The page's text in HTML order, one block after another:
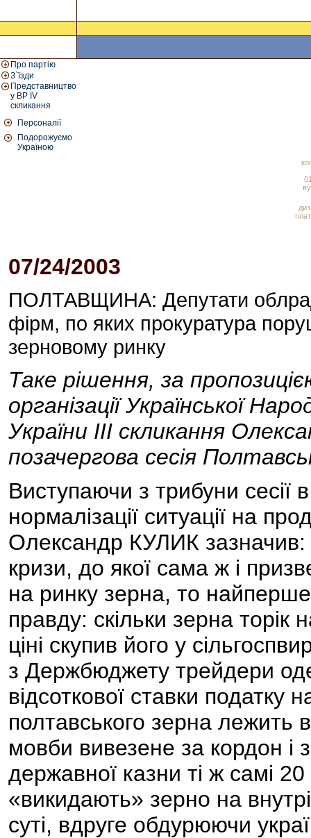
Про партію
З`їзди
Представництво
у ВР IV
скликання
Персоналії
Подорожуємо
Україною
07/24/2003
ПОЛТАВЩИНА: Депутати
фірм, по яких прокуратура
зерновому ринку
Таке рішення, за
організації Української
України ІІІ скликання
позачергова сесія
Виступаючи з трибуни сесії
нормалізації ситуації на
Олександр КУЛИК зазначив:
кризи, до якої сама ж і
на ринку зерна, то найперше
правду: скільки зерна торік
ціні скупив його у
з Держбюджету трейдери
відсоткової ставки податку
полтавського зерна лежить
мовби вивезене за кордон і
державної казни ті ж самі 20
«викидають» зерно на
суті, вдруге обдурюючи